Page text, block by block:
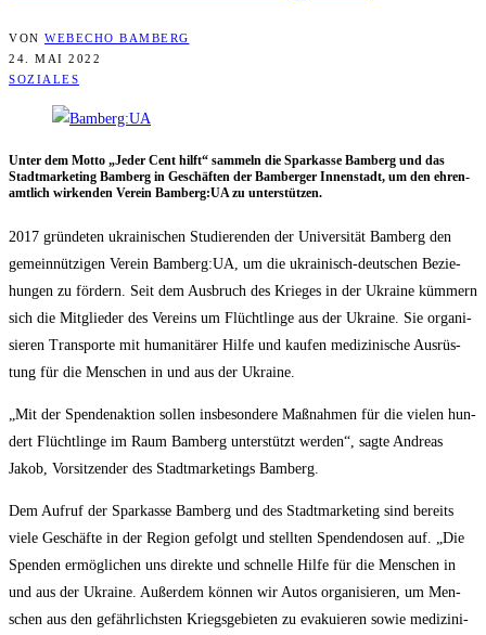
VON WEBECHO BAMBERG
24. MAI 2022
SOZIALES
Unter dem Mot­to „Jeder Cent hilft“ sam­meln die Spar­kas­se Bam­berg und das
Stadt­mar­ke­ting Bam­berg in Geschäf­ten der Bam­ber­ger Innen­stadt, um den ehren­
amt­lich wir­ken­den Ver­ein Bamberg:UA zu unterstützen.
2017 grün­de­ten ukrai­ni­schen Stu­die­ren­den der Uni­ver­si­tät Bam­berg den
gemein­nüt­zi­gen Ver­ein Bamberg:UA, um die ukrai­nisch-deut­schen Bezie­
hun­gen zu för­dern. Seit dem Aus­bruch des Krie­ges in der Ukrai­ne küm­mern
sich die Mit­glie­der des Ver­eins um Flücht­lin­ge aus der Ukrai­ne. Sie orga­ni­
sie­ren Trans­por­te mit huma­ni­tä­rer Hil­fe und kau­fen medi­zi­ni­sche Aus­rüs­
tung für die Men­schen in und aus der Ukraine.
„Mit der Spen­den­ak­ti­on sol­len ins­be­son­de­re Maß­nah­men für die vie­len hun­
dert Flücht­lin­ge im Raum Bam­berg unter­stützt wer­den“, sag­te Andre­as
Jakob, Vor­sit­zen­der des Stadt­mar­ke­tings Bamberg.
Dem Auf­ruf der Spar­kas­se Bam­berg und des Stadt­mar­ke­ting sind bereits
vie­le Geschäf­te in der Regi­on gefolgt und stell­ten Spen­den­do­sen auf. „Die
Spen­den ermög­li­chen uns direk­te und schnel­le Hil­fe für die Men­schen in
und aus der Ukrai­ne. Außer­dem kön­nen wir Autos orga­ni­sie­ren, um Men­
schen aus den gefähr­lichs­ten Kriegs­ge­bie­ten zu eva­ku­ie­ren sowie medi­zi­ni­